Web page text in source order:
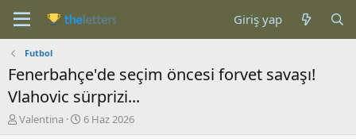
Giriş yap
Futbol
Fenerbahçe'de seçim öncesi forvet savaşı!
Vlahovic sürprizi...
K
Valentina
B
6 Haz 2026